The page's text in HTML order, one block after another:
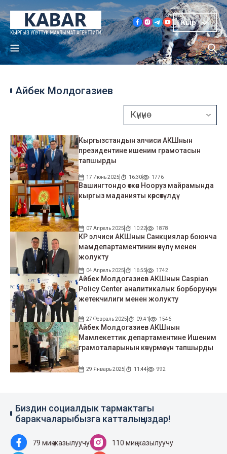
Кыр
Айбек Молдогазиев
Кыргызстандын элчиси АКШнын
президентине ишеним грамотасын
тапшырды
17 Июнь 2025 16:30 1776
Вашингтондо өткөн Нооруз майрамында
кыргыз маданияты көрсөтүлдү
07 Апрель 2025 10:22 1878
КР элчиси АКШнын Санкциялар боюнча
мамдепартаментинин өкүлү менен
жолукту
04 Апрель 2025 16:55 1742
Айбек Молдогазиев АКШнын Caspian
Policy Center аналитикалык борборунун
жетекчилиги менен жолукту
27 Февраль 2025 09:41 1546
Айбек Молдогазиев АКШнын
Мамлекеттик департаментине Ишеним
грамоталарынын көчүрмөсүн тапшырды
29 Январь 2025 11:44 992
Биздин социалдык тармактагы
баракчаларыбызга катталыңыздар!
79 миң жазылуучу 110 миң жазылуучу